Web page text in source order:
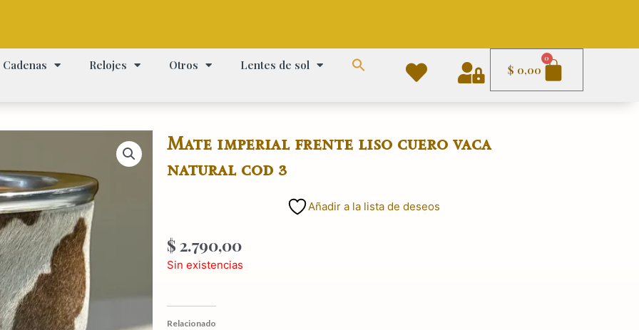
Cadenas Relojes Otros Lentes de sol $ 0,00
0
Carrito
Mate imperial frente liso cuero vaca
natural cod 3
Añadir a la lista de deseos
$ 2.790,00
Sin existencias
Relacionado